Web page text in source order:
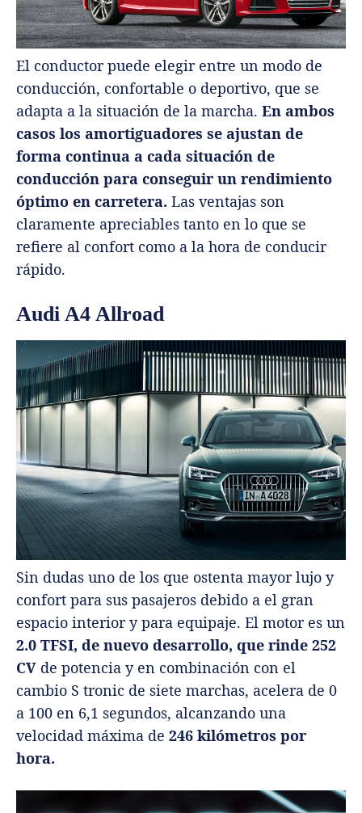
El conductor puede elegir entre un modo de
conducción, confortable o deportivo, que se
adapta a la situación de la marcha. En ambos
casos los amortiguadores se ajustan de
forma continua a cada situación de
conducción para conseguir un rendimiento
óptimo en carretera. Las ventajas son
claramente apreciables tanto en lo que se
refiere al confort como a la hora de conducir
rápido.
Audi A4 Allroad
Sin dudas uno de los que ostenta mayor lujo y
confort para sus pasajeros debido a el gran
espacio interior y para equipaje. El motor es un
2.0 TFSI, de nuevo desarrollo, que rinde 252
CV de potencia y en combinación con el
cambio S tronic de siete marchas, acelera de 0
a 100 en 6,1 segundos, alcanzando una
velocidad máxima de 246 kilómetros por
hora.